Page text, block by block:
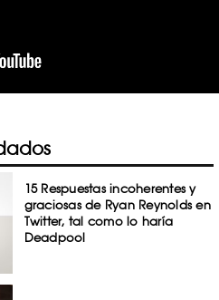
15 Respuestas incoherentes y
graciosas de Ryan Reynolds en
Twitter, tal como lo haría
Deadpool